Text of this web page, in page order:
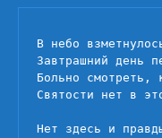
В небо
Завтрашний день
Больно смотреть,
Святости нет в
Нет здесь и